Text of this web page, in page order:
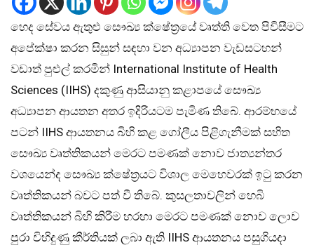
හෙද සේවය ඇතුළු සෞඛ්‍ය ක්ෂේත්‍රයේ වෘත්ති වෙත පිවිසීමට
අපේක්ෂා කරන සිසුන් සඳහා වන අධ්‍යාපන වැඩසටහන්
වඩාත් පුළුල් කරමින් International Institute of Health
Sciences (IIHS) දකුණු ආසියානු කළාපයේ සෞඛ්‍ය
අධ්‍යාපන ආයතන අතර ඉදිරියටම පැමිණ තිබේ. ආරම්භයේ
පටන් IIHS ආයතනය බිහි කළ ගෝලීය පිළිගැනීමක් සහිත
සෞඛ්‍ය වෘත්තිකයන් මෙරට පමණක් නොව ජාත්‍යන්තර
වශයෙන්ද සෞඛ්‍ය ක්ෂේත්‍රයට විශාල මෙහෙවරක් ඉටු කරන
වෘත්තිකයන් බවට පත් වී තිබේ. කුසලතාවලින් හෙබි
වෘත්තිකයන් බිහි කිරීම හරහා මෙරට පමණක් නොව ලොව
පුරා විහිදුණු කීර්තියක් ලබා ඇති IIHS ආයතනය පසුගියදා